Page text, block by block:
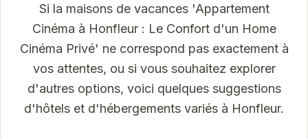
Si la maisons de vacances 'Appartement
Cinéma à Honfleur : Le Confort d'un Home
Cinéma Privé' ne correspond pas exactement à
vos attentes, ou si vous souhaitez explorer
d'autres options, voici quelques suggestions
d'hôtels et d'hébergements variés à Honfleur.